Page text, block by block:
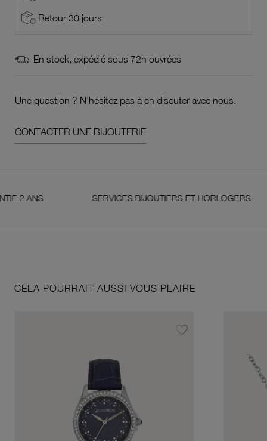
Retour 30 jours
En stock, expédié sous 72h ouvrées
Une question ? N'hésitez pas à en discuter avec nous.
CONTACTER UNE BIJOUTERIE
SERVICES BIJOUTIERS ET HORLOGERS
CELA POURRAIT AUSSI VOUS PLAIRE
favorite_borderAjouter à vos favoris